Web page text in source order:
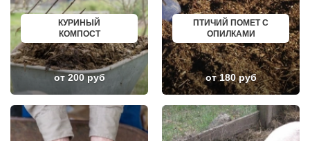
КЛИН
КЛЯЗЬМА
КНУТОВО
КОЖИНО
КОКОШКИНО
КОЛЮБАКИНО
КОММУНАРКА
КОРЕНЕВО
КОРОЛЕВ
КОСИНО
КОТЕЛЬНИКИ
ЕЛАБУГА
ЕЛЕЦ
ПАВЛОВО
КИСЛОВОДСК
КРОПОТКИН
УСОЛЬЕ
НИЖНЕВАРТОВСК
КОРЕНОВСК
ПИОНЕРСКИЙ
КИРИШИ
САРОВ
ЧАПАЕВСК
КУРИНЫЙ
КОМПОСТ
от 200 руб
ПТИЧИЙ ПОМЕТ С
ОПИЛКАМИ
от 180 руб